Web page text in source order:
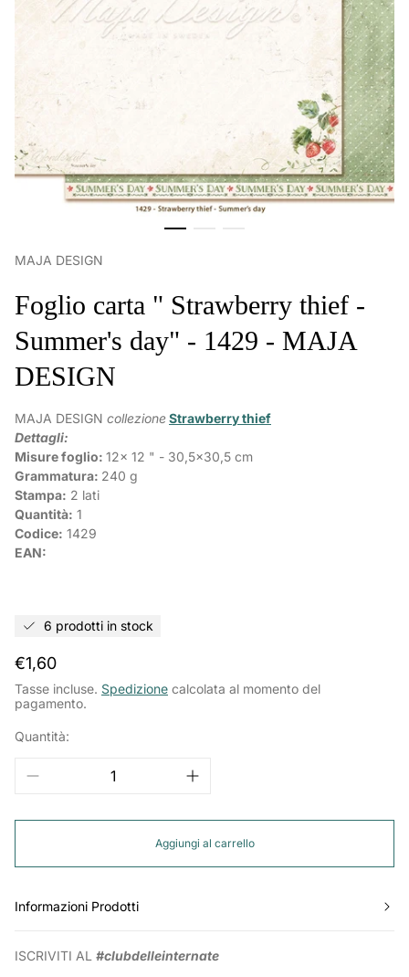
MAJA DESIGN
Foglio carta " Strawberry thief -
Summer's day" - 1429 - MAJA
DESIGN
MAJA DESIGN collezioneStrawberry thief
Dettagli:
Misure foglio: 12x 12 " - 30,5x30,5 cm
Grammatura: 240 g
Stampa: 2 lati
Quantità: 1
Codice: 1429
EAN:
6 prodotti in stock
Prezzo
normale
€1,60
Tasse incluse. Spedizione calcolata al momento del
pagamento.
Quantità:
Aggiungi al carrello
Informazioni Prodotti
ISCRIVITI AL #clubdelleinternate